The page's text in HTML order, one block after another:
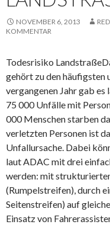
NOVEMBER 6, 2013
KOMMENTAR
Todesrisiko
gehört zu den häufigsten
vergangenen Jahr gab
75 000 Unfälle mit
000 Menschen starben
verletzten Personen ist
Unfallursache. Dabei
laut ADAC mit drei
werden: mit
(Rumpelstreifen), durch
Seitenstreifen) auf
Einsatz von